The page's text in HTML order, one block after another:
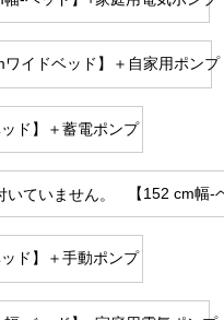
ワイドベッド】＋自家用ポンプ
ッド】＋蓄電ポンプ
【152 cm幅
ッド】＋手動ポンプ